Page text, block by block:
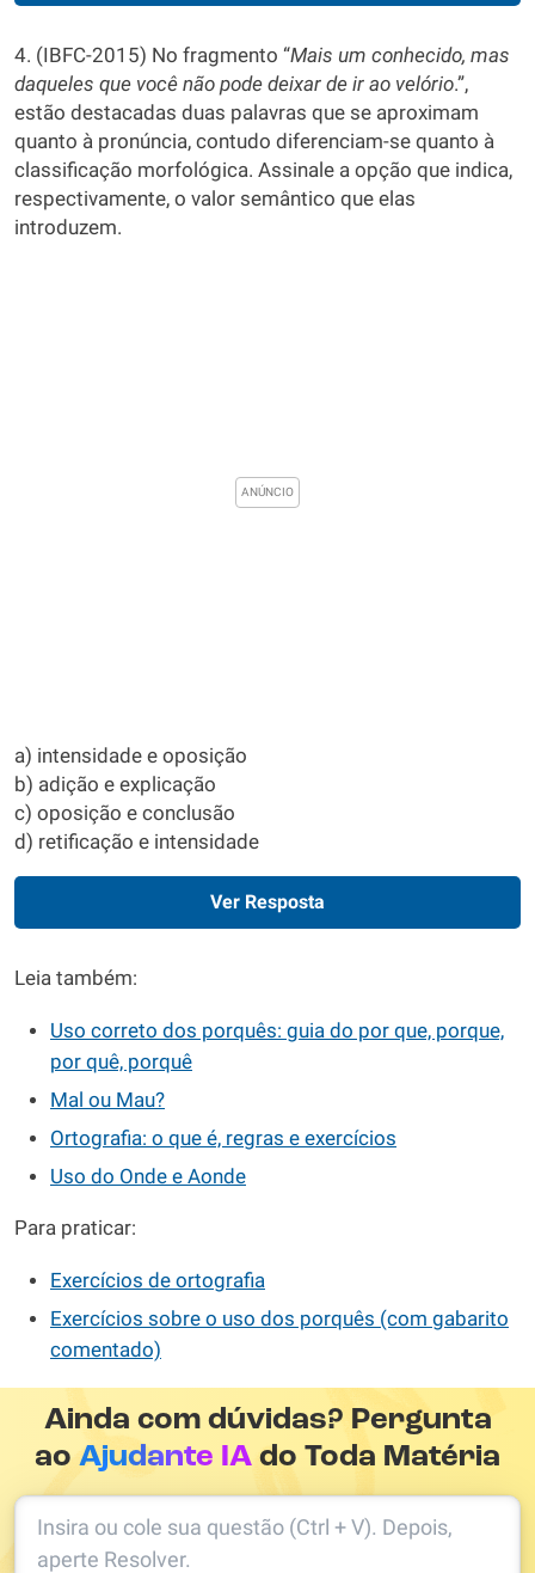
4. (IBFC-2015) No fragmento “Mais um conhecido, mas
daqueles que você não pode deixar de ir ao velório.”,
estão destacadas duas palavras que se aproximam
quanto à pronúncia, contudo diferenciam-se quanto à
classificação morfológica. Assinale a opção que indica,
respectivamente, o valor semântico que elas
introduzem.
a) intensidade e oposição
b) adição e explicação
c) oposição e conclusão
d) retificação e intensidade
Ver Resposta
Leia também:
Uso correto dos porquês: guia do por que, porque,
por quê, porquê
Mal ou Mau?
Ortografia: o que é, regras e exercícios
Uso do Onde e Aonde
Para praticar:
Exercícios de ortografia
Exercícios sobre o uso dos porquês (com gabarito
comentado)
Ainda com dúvidas? Pergunta
aoAjudante IA do Toda Matéria
Insira ou cole sua questão (Ctrl + V). Depois,
aperte Resolver.